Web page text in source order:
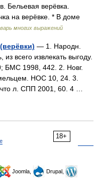
Бельевая верёвка.
на верёвке. * В доме
многих выражений
— 1. Народн.
из всего извлекать выгоду.
БМС 1998, 442. 2. Новг.
НОС 10, 24. 3.
что л. СПП 2001, 60. 4 …
18+
Joomla,
Drupal,